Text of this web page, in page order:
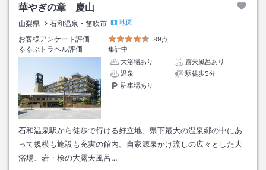
華やぎの章 慶山
山梨県 石和温泉・笛吹市
地図
お客様アンケート評価
89点
るるぶトラベル評価
集計中
大浴場あり
露天風呂あり
温泉
駅徒歩5分
駐車場あり
石和温泉駅から徒歩で行ける好立地、県下最大の温泉郷の中にあ
って規模も施設も充実の館内。自家源泉かけ流しの広々とした大
浴場、岩・桧の大露天風呂…